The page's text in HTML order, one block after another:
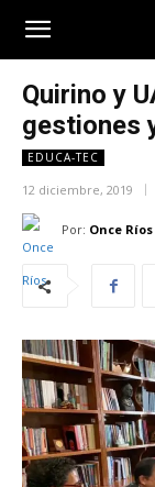
Quirino y
gestiones
EDUCA-TEC
12 diciembre, 2019
Por: Once Ríos